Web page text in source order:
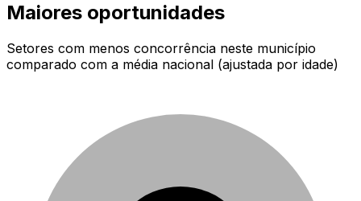
Maiores oportunidades
Setores com menos concorrência neste município
comparado com a média nacional (ajustada por idade)